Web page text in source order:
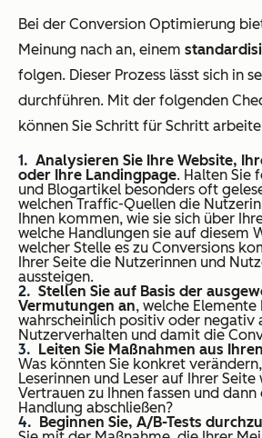
Bei der Conversion Optimierung
Meinung nach an, einem
folgen. Dieser Prozess lässt sich in
durchführen. Mit der folgenden
können Sie Schritt für Schritt
Analysieren Sie Ihre Website,
oder Ihre Landingpage. Halten Sie
und Blogartikel besonders oft
welchen Traffic-Quellen die
Ihnen kommen, wie sie sich über
welche Handlungen sie auf diesem
welcher Stelle es zu Conversions
Ihrer Seite die Nutzerinnen und
aussteigen.
Stellen Sie auf Basis der
Vermutungen an, welche Elemente
wahrscheinlich positiv oder negativ
Nutzerverhalten und damit die
Leiten Sie Maßnahmen aus
Was könnten Sie konkret
Leserinnen und Leser auf Ihrer
Vertrauen zu Ihnen fassen und
Handlung abschließen?
Beginnen Sie, A/B-Tests